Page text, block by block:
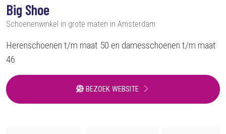
Big Shoe
Schoenenwinkel in grote maten in Amsterdam
Herenschoenen t/m maat 50 en damesschoenen t/m maat
46
BEZOEK WEBSITE